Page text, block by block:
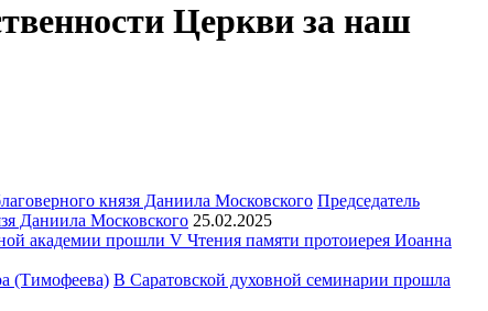
Церкви за наш
Председатель
Даниила Московского 25.02.2025
академии прошли V Чтения памяти протоиерея Иоанна
В Саратовской духовной семинарии прошла